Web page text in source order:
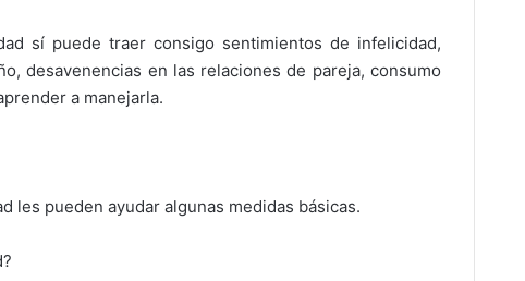
sí puede traer consigo sentimientos de infelicidad,
desavenencias en las relaciones de pareja, consumo
a manejarla.
les pueden ayudar algunas medidas básicas.